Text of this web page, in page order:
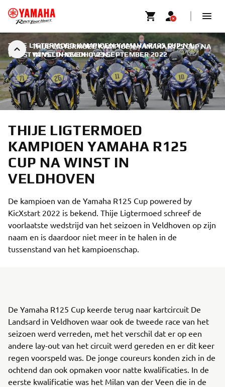
THIJE LIGTERMOED KAMPIOEN YAMAHA R125 CUP NA
WINST IN VELDHOVEN
THIJE LIGTERMOED KAMPIOEN YAMAHA R125 CUP NA
WINST IN VELDHOVEN | 25 SEPTEMBER 2022
THIJE LIGTERMOED
KAMPIOEN YAMAHA R125
CUP NA WINST IN
VELDHOVEN
De kampioen van de Yamaha R125 Cup powered by
KicXstart 2022 is bekend. Thije Ligtermoed schreef de
voorlaatste wedstrijd van het seizoen in Veldhoven op zijn
naam en is daardoor niet meer in te halen in de
tussenstand van het kampioenschap.
De Yamaha R125 Cup keerde terug naar kartcircuit De
Landsard in Veldhoven waar ook de tweede race van het
seizoen werd verreden, met het verschil dat er op een
andere lay-out van het circuit werd gereden en er dit keer
regen voorspeld was. De jonge coureurs konden zich in de
ochtend dan ook opmaken voor natte kwalificaties. In de
eerste kwalificatie was het Milan van der Veen die in de